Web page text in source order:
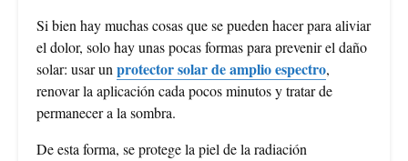
Si bien hay muchas cosas que se pueden hacer para aliviar
el dolor, solo hay unas pocas formas para prevenir el daño
solar: usar un protector solar de amplio espectro,
renovar la aplicación cada pocos minutos y tratar de
permanecer a la sombra.
De esta forma, se protege la piel de la radiación